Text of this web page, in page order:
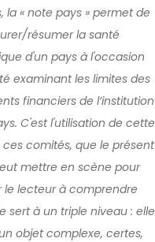
la « note pays » permet de
résumer la santé
d'un pays à l'occasion
examinant les limites des
financiers de l’institution
C'est l'utilisation de cette
comités, que le présent
mettre en scène pour
le lecteur à comprendre
sert à un triple niveau : elle
objet complexe, certes,